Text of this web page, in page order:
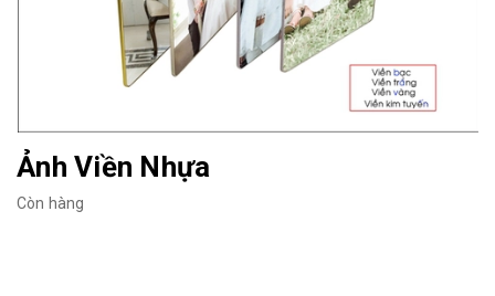
Ảnh Viền Nhựa
Còn hàng